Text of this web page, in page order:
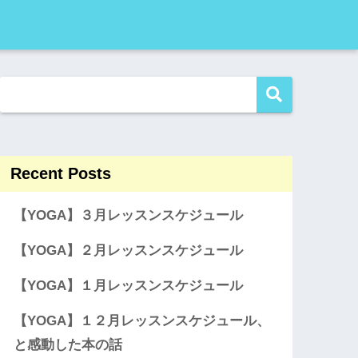
Recent Posts
【YOGA】３月レッスンスケジュール
【YOGA】２月レッスンスケジュール
【YOGA】１月レッスンスケジュール
【YOGA】１２月レッスンスケジュール、
と感動した本の話